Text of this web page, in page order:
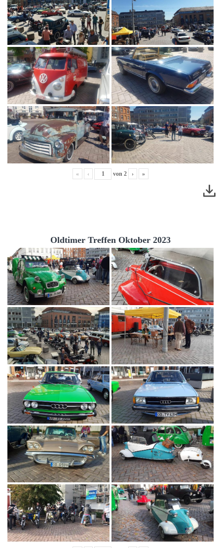
« ‹ von 2 › »
Oldtimer Treffen Oktober 2023